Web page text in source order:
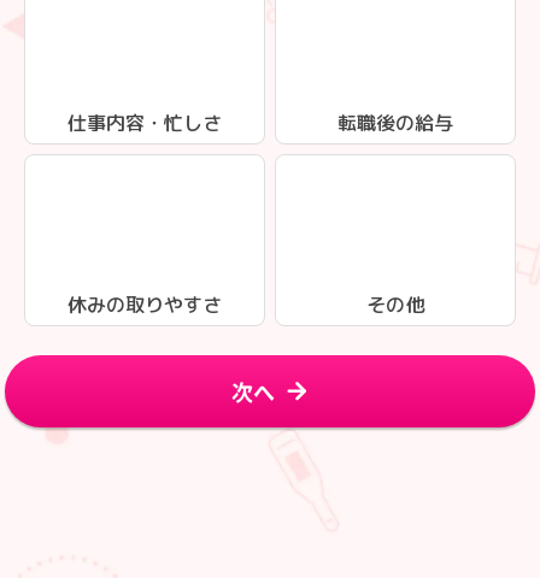
仕事内容・忙しさ 転職後の給与
休みの取りやすさ その他
次へ